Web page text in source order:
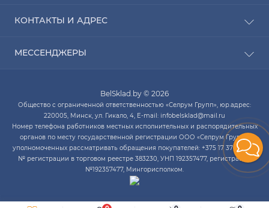
О компании
Карта сайта
Насосы для воды
Котлы отопления
КОНТАКТЫ И АДРЕС
до 14:00
ПН-ЧТ с 9:00 до 20:00
ПТ с 9:00 до 19:00
СБ с 10:00 до 14:00
МЕССЕНДЖЕРЫ
WhatsApp
Skype
BelSklad.by © 2026
Общество с ограниченной ответственностью «Селрум Групп», юр.адрес:
220005, Минск, ул. Гикало, 4, E-mail: infobelsklad@mail.ru
Номер телефона работников местных исполнительных и распорядительных
органов по месту государственной регистрации ООО «Селрум Групп»,
уполномоченных рассматривать обращения покупателей: +375 17 378-34-12.
№ регистрации в торговом реестре 383230, УНП 192357477, регистрация
№192357477, Мингорисполком.